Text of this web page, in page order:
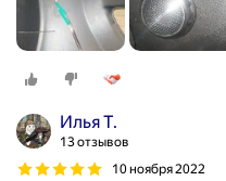
Илья Т.
13 отзывов
10 ноября 2022